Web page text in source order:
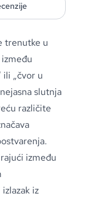
trenutke u
„čvor u
slutnja
različite
između
iz